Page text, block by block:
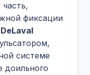
часть,
фиксации
DeLaval
системе
доильного